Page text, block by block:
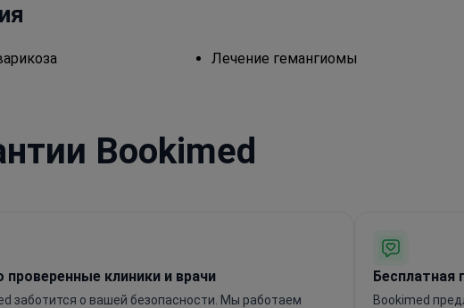
Лечение гемангиомы
Bookimed
проверенные клиники и врачи
заботится о вашей безопасности. Мы работаем
Бесплатная
Bookimed